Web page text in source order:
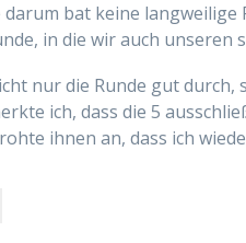
darum bat keine
in die wir auch unseren
nur die Runde gut
ich, dass die 5
ihnen an, dass ich